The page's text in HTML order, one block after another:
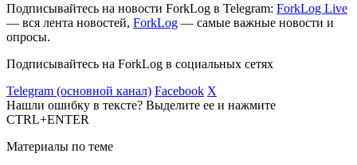
Подписывайтесь на новости ForkLog в Telegram: ForkLog Live
— вся лента новостей, ForkLog — самые важные новости и
опросы.
Подписывайтесь на ForkLog в социальных сетях
Telegram (основной канал) Facebook X
Нашли ошибку в тексте? Выделите ее и нажмите
CTRL+ENTER
Материалы по теме